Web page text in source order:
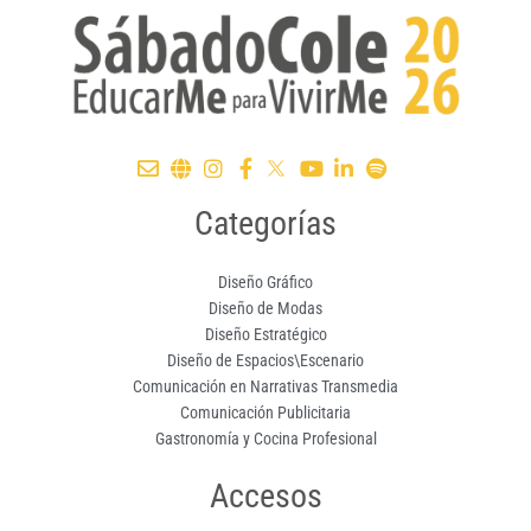
Categorías
Diseño Gráfico
Diseño de Modas
Diseño Estratégico
Diseño de Espacios\Escenario
Comunicación en Narrativas Transmedia
Comunicación Publicitaria
Gastronomía y Cocina Profesional
Accesos